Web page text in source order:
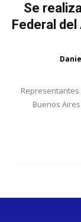
Se
Federal
Representantes
Buenos